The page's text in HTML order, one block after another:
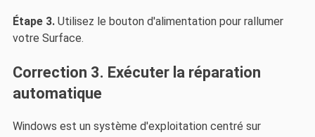
Étape 3.Utilisez le bouton d'alimentation pour rallumer
votre Surface.
Correction 3. Exécuter la réparation
automatique
Windows est un système d'exploitation centré sur